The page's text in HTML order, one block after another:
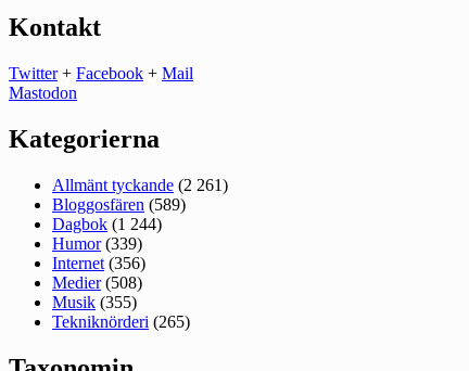
Kontakt
Twitter+ Facebook + Mail
Mastodon
Kategorierna
Allmänt tyckande (2 261)
Bloggosfären (589)
Dagbok (1 244)
Humor(339)
Internet (356)
Medier(508)
Musik (355)
Tekniknörderi (265)